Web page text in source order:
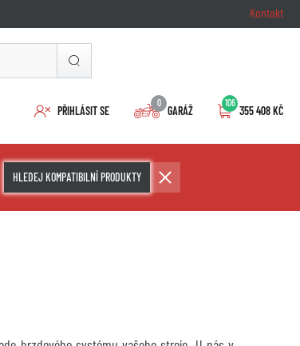
Kontakt
PŘIHLÁSIT SE
0
GARÁŽ
106
355 408 KČ
HLEDEJ KOMPATIBILNÍ PRODUKTY